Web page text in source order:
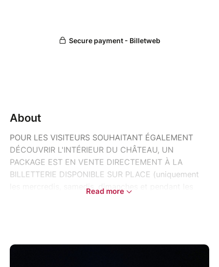
About
POUR LES VISITEURS SOUHAITANT ÉGALEMENT
DÉCOUVRIR L'INTÉRIEUR DU CHÂTEAU, UN
PACKAGE EST EN VENTE DIRECTEMENT À LA
BILLETTERIE DISPONIBLE SUR PLACE (uniquement
les mercredis, samedis, dimanches et pendant les
◦ Samedi et dimanche : 11h00 - 17h00
Read more